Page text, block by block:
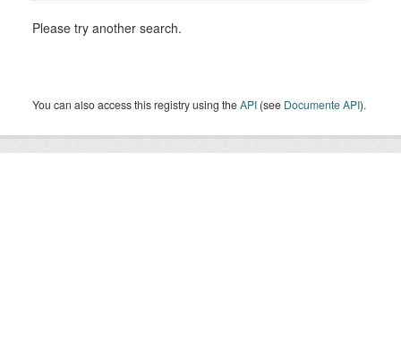
Please try another search.
You can also access this registry using theAPI (see Documente API).